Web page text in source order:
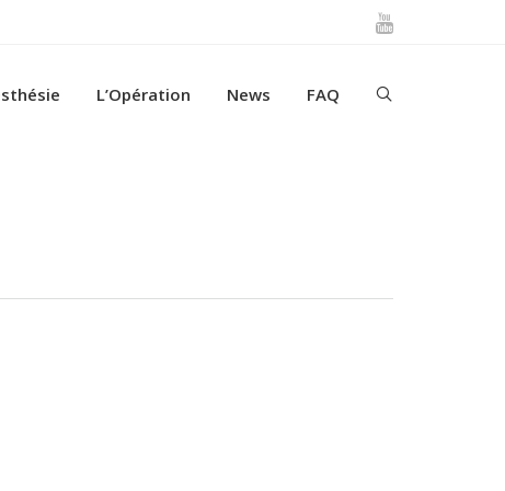
L’Opération News FAQ